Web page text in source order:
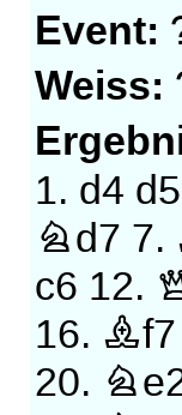
Event:
Weiss:
1. d4 d5
Nd7 7.
c6 12.
16. Bf7
20.